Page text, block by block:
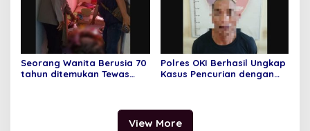
Seorang Wanita Berusia 70
tahun ditemukan Tewas
Polres OKI Berhasil Ungkap
Kasus Pencurian dengan
View More